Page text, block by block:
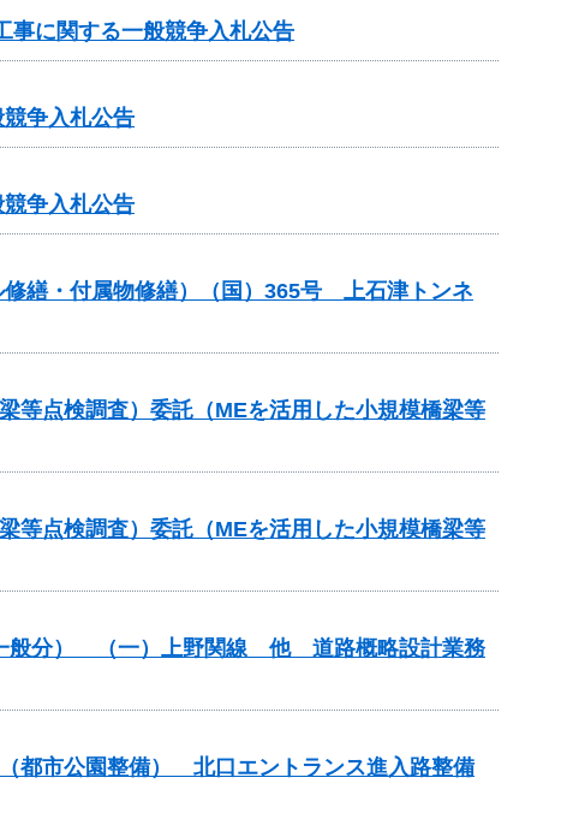
に関する一般競争入札公告
争入札公告
争入札公告
繕・付属物修繕）（国）365号 上石津トンネ
点検調査）委託（MEを活用した小規模橋梁等
点検調査）委託（MEを活用した小規模橋梁等
般分） （一）上野関線 他 道路概略設計業務
都市公園整備） 北口エントランス進入路整備